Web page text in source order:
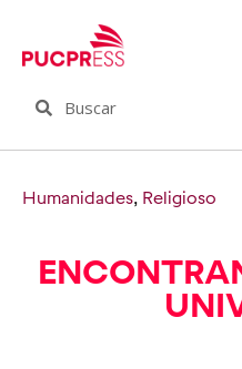
Humanidades Religioso